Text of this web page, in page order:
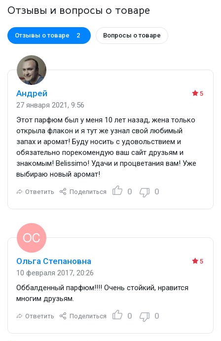
Отзывы и вопросы о товаре
Отзывы о товаре 2 Вопросы о товаре
5
Андрей
27 января 2021, 9:56
Этот парфюм был у меня 10 лет назад, жена только
открыла флакон и я тут же узнал свой любимый
запах и аромат! Буду носить с удовольствием и
обязательно порекомендую ваш сайт друзьям и
знакомым! Belissimo! Удачи и процветания вам! Уже
выбираю новый аромат!
Ответить Поделиться 0 0
5
Ольга Степановна
10 февраля 2017, 20:26
Оббалденный парфюм!!!! Очень стойкий, нравится
многим друзьям.
Ответить Поделиться 0 0